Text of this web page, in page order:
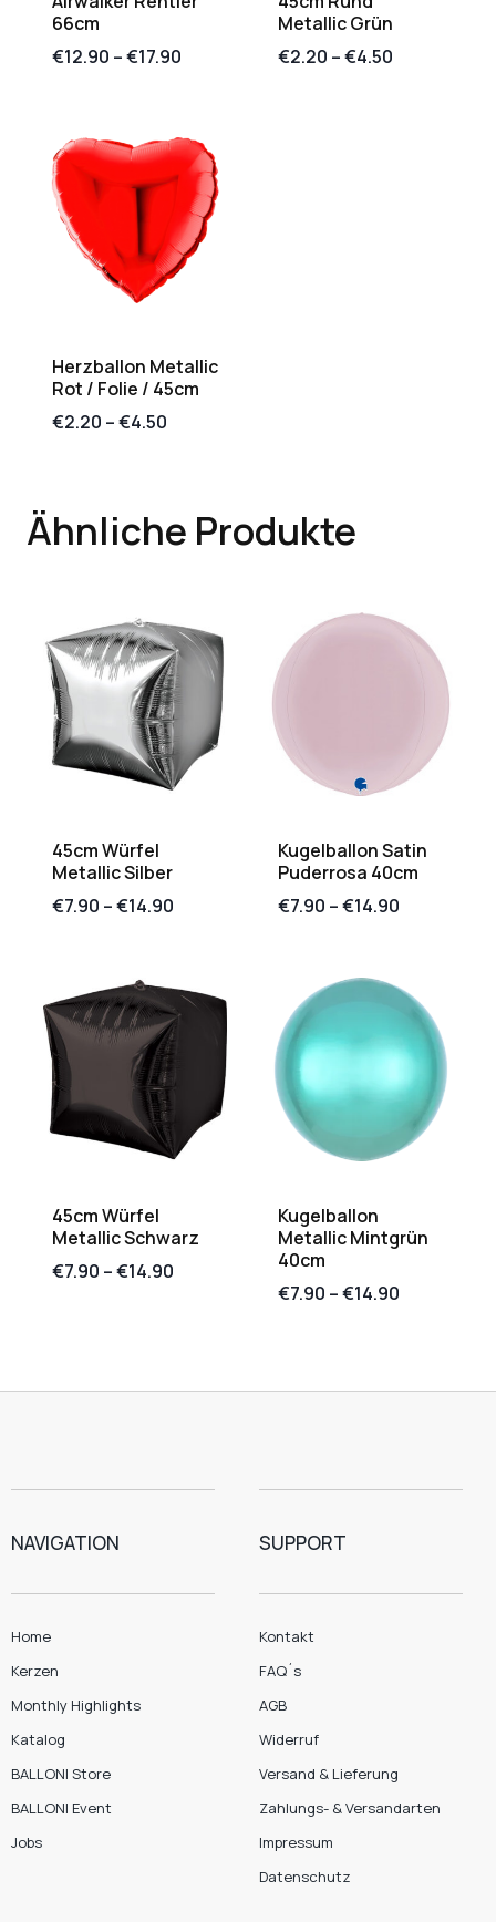
66cm
€12.90 –€17.90
Metallic Grün
€2.20 –€4.50
Herzballon Metallic
Rot / Folie / 45cm
€2.20 –€4.50
Ähnliche Produkte
45cm Würfel
Metallic Silber
€7.90 –€14.90
Kugelballon Satin
Puderrosa 40cm
€7.90 –€14.90
45cm Würfel
Metallic Schwarz
€7.90 –€14.90
Kugelballon
Metallic Mintgrün
40cm
€7.90 –€14.90
NAVIGATION
Home
Kerzen
Monthly Highlights
Katalog
BALLONI Store
BALLONI Event
Jobs
SUPPORT
Kontakt
FAQ´s
AGB
Widerruf
Versand & Lieferung
Zahlungs- & Versandarten
Impressum
Datenschutz